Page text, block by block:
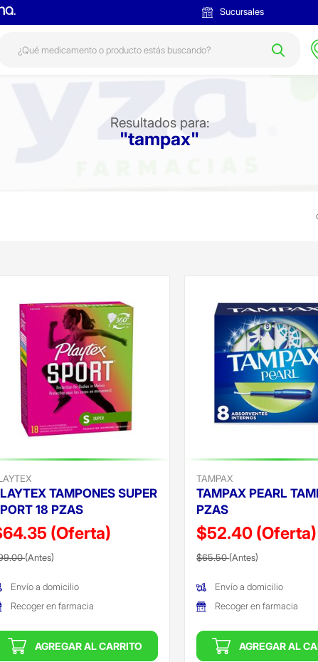
Sucursales
Resultados para:
"tampax"
TAMPONES SUPER
18 PZAS
(Oferta)
reducido de
(Antes)
Envío a domicilio
Recoger en farmacia
AGREGAR AL CARRITO
TAMPAX
TAMPAX PEARL
PZAS
$52.40 (Oferta)
Precio reducido de
$65.50(Antes)
Envío a domicilio
Recoger en farmacia
AGREGAR AL